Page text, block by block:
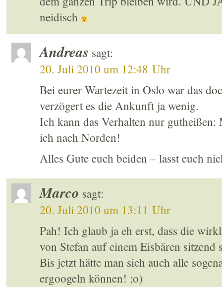
neidisch
Andreas sagt:
20. Juli 2010 um 12:48 Uhr
Bei eurer Wartezeit in Oslo war das
verzögert es die Ankunft ja wenig.
Ich kann das Verhalten nur
ich nach Norden!
Alles Gute euch beiden – lasst euch
Marco sagt:
20. Juli 2010 um 13:11 Uhr
Pah! Ich glaub ja eh erst, dass die
von Stefan auf einem Eisbären sitzend
Bis jetzt hätte man sich auch alle
ergoogeln können! ;o)